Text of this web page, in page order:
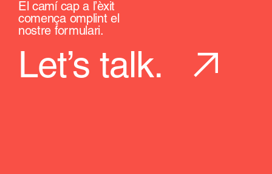
El camí cap a l’èxit
comença omplint el
nostre formulari.
Let’s talk.